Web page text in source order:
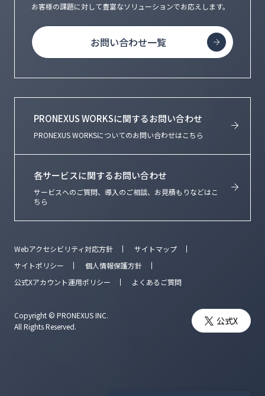
お客様の課題に対して豊富なソリューションでお応えします。
お問い合わせ一覧
PRONEXUS WORKSに関するお問い合わせ
PRONEXUS WORKSについてのお問い合わせはこちら
各サービスに関するお問い合わせ
サービスへのご質問、導入のご相談、お見積もりなどはこ
ちら
Webアクセシビリティ対応方針
サイトマップ
サイトポリシー
個人情報保護方針
公式Xアカウント運用ポリシー
よくあるご質問
Copyright © PRONEXUS INC.
All Rights Reserved.
公式X